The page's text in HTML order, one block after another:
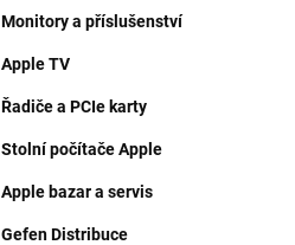
Monitory a příslušenství
Apple TV
Řadiče a PCIe karty
Stolní počítače Apple
Apple bazar a servis
Gefen Distribuce